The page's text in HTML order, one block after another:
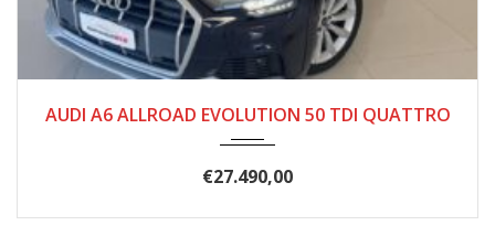
AUDI A6 ALLROAD EVOLUTION 50 TDI QUATTRO
€27.490,00